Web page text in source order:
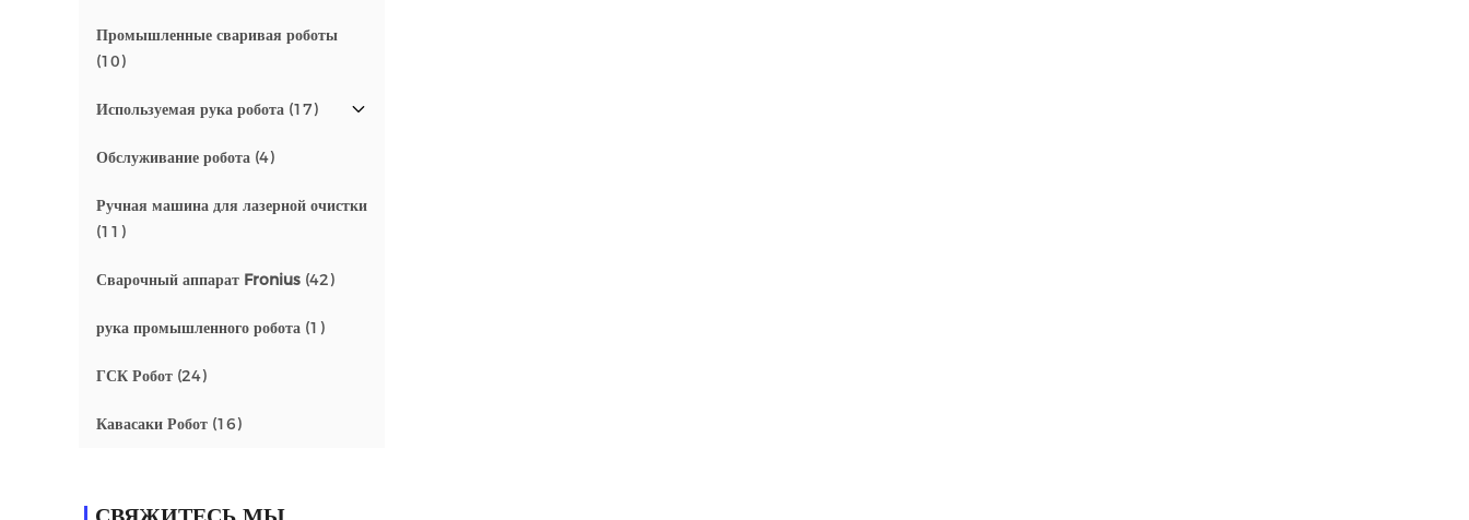
Промышленные сваривая роботы
(10)
Используемая рука робота (17)
Обслуживание робота (4)
Ручная машина для лазерной очистки
(11)
Сварочный аппарат Fronius (42)
рука промышленного робота (1)
ГСК Робот (24)
Кавасаки Робот (16)